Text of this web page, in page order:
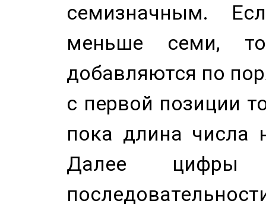
семизначным.
меньше семи,
добавляются по
с первой позиции
пока длина числа
Далее цифры